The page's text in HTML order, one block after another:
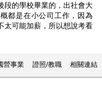
段的學校畢業的，出社會大
都是在小公司工作，因為
太可能加薪，所以想說考看
營事業 證照/教職 相關連結